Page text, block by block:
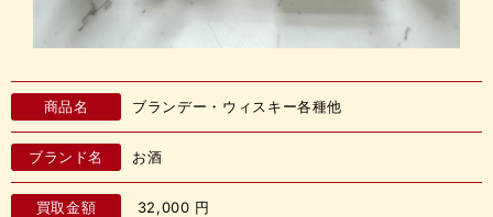
商品名 ブランデー・ウィスキー各種他
ブランド名 お酒
買取金額 32,000 円